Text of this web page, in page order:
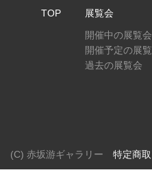
TOP
展覧会
開催中の展覧会
開催予定の展
過去の展覧会
(C) 赤坂游ギャラリー 特定商